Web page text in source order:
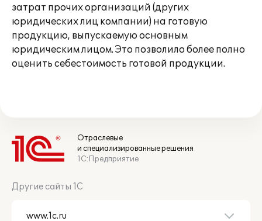
затрат прочих организаций (других
юридических лиц компании) на готовую
продукцию, выпускаемую основным
юридическим лицом. Это позволило более полно
оценить себестоимость готовой продукции.
Отраслевые
и специализированные решения
1С:Предприятие
Другие сайты 1С